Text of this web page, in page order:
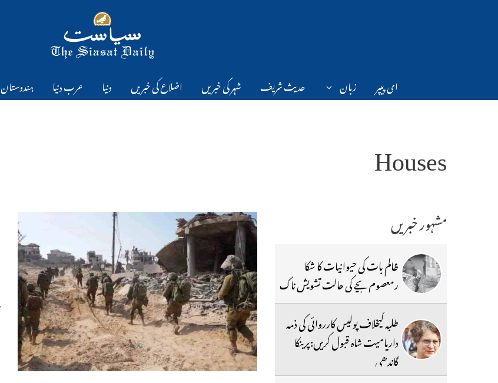
ای پیپر زبان حدیث شریف شہر کی خبریں اضلاع کی خبریں دنیا عرب دنیا ہندوستان
Houses
مشہور خبریں
ظالم بات کی حیوانیات کا شکا
رمعصوم بچے کی حالت تشویش ناک
طلبہ کیخلاف پولیس کارروائی کی ذمہ
داریامیت شاہ قبول کریں:پرینکا
گاندھی